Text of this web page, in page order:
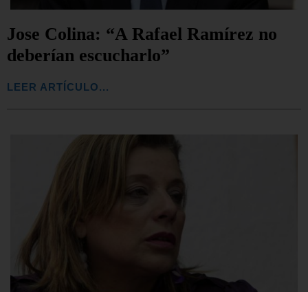
Jose Colina: “A Rafael Ramírez no
deberían escucharlo”
LEER ARTÍCULO...